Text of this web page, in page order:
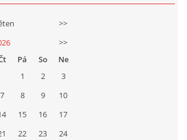
>>
>>
Pá So
Ne
1
2
3
7 8 9
10
15 16
17
22 23
24